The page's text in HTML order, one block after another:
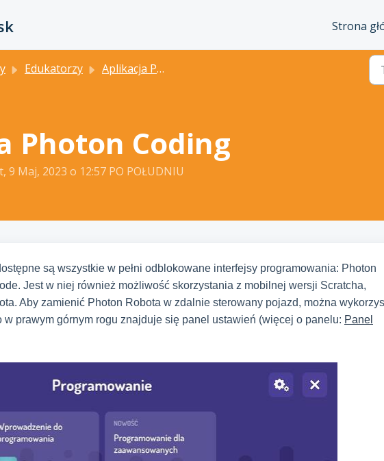
Strona
Edukatorzy Aplikacja Photon Coding
Photon Coding
Maj, 2023 o 12:57 PO POŁUDNIU
są wszystkie w pełni odblokowane interfejsy programowania: Photon
Jest w niej również możliwość skorzystania z mobilnej wersji Scratcha,
Aby zamienić Photon Robota w zdalnie sterowany pojazd, można
w prawym górnym rogu znajduje się panel ustawień (więcej o panelu: Panel